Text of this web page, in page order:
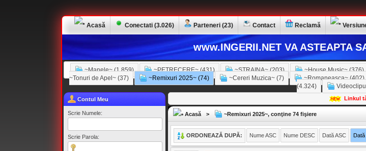
Acasă Conectati (3.026) Parteneri (23) Contact Reclamă
www.INGERII.NET VA ASTEAPTA
~Manele~ (1.859) ~PETRECERE~ (431) ~STRAINA~ (203) ~House Music~ (376)
~Tonuri de Apel~ (37)
~Remixuri 2025~ (74) ~Cereri Muzica~ (7) ~Romaneasca~ (402)
(4.324)
Contul Meu
Scrie Numele:
Scrie Parola:
Linkul
Acasă > ~Remixuri 2025~, conţine 74 fişiere
ORDONEAZĂ DUPĂ: Nume ASC Nume DESC Dată ASC Dată